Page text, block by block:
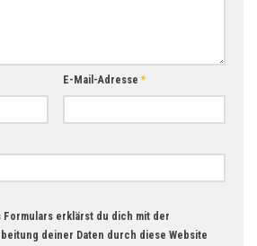
E-Mail-Adresse*
erklärst du dich mit der
deiner Daten durch diese Website